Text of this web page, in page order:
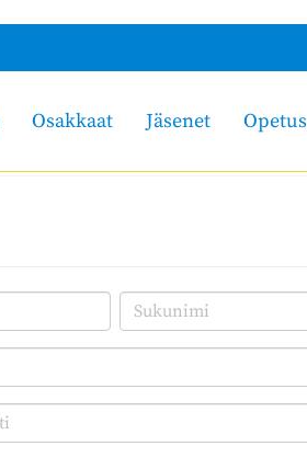
Osakkaat Jäsenet Opetus